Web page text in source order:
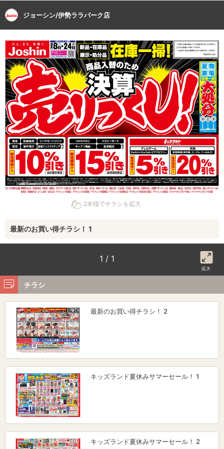
ジョーシン/伊勢ララパーク店
2本指でチラシを拡大
最新のお買い得チラシ！ 1
1 / 1
拡大
チラシ
最新のお買い得チラシ！ 2
キッズランド夏休みサマーセール！ 1
キッズランド夏休みサマーセール！ 2